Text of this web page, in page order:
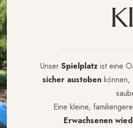
Kl
Unser Spielplatzist eine
sicher austoben können,
Eine kleine,
Erwachsenen